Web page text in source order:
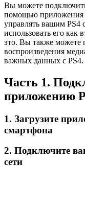
Вы можете
помощью приложения
управлять вашим
использовать его как
это. Вы также можете
воспроизведения
важных данных с PS4.
Часть 1.
приложению
1. Загрузите
смартфона
2. Подключите
сети